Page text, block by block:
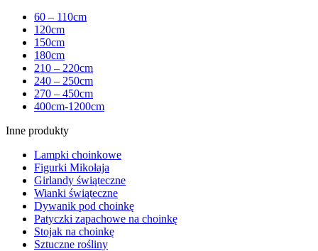
60 – 110cm
120cm
150cm
180cm
210 – 220cm
240 – 250cm
270 – 450cm
400cm-1200cm
Inne produkty
Lampki choinkowe
Figurki Mikołaja
Girlandy świąteczne
Wianki świąteczne
Dywanik pod choinkę
Patyczki zapachowe na choinkę
Stojak na choinkę
Sztuczne rośliny